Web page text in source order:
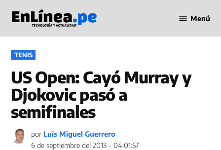
contenido
en Línea
Menú
PUBLICADO
EN
TENIS
US Open: Cayó Murray y
Djokovic pasó a
semifinales
por Luis Miguel Guerrero
6 de septiembre del 2013 - 04:01:57